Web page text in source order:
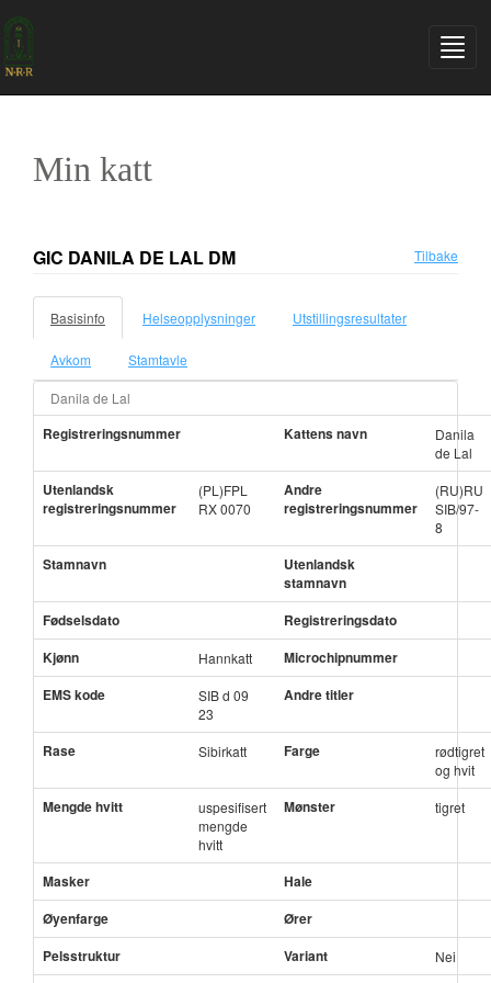
Min katt
GIC DANILA DE LAL DM Tilbake
Basisinfo Helseopplysninger Utstillingsresultater
Avkom Stamtavle
Danila de Lal
Registreringsnummer Kattens navn
Danila
de Lal
Utenlandsk
registreringsnummer
(PL)FPL
RX 0070
Andre
registreringsnummer
(RU)RU
SIB/97-
8
Stamnavn
Utenlandsk
stamnavn
Fødselsdato
Registreringsdato
Kjønn
Hannkatt
Microchipnummer
EMS kode
SIB d 09
23
Andre titler
Rase Sibirkatt Farge
rødtigret
og hvit
Mengde hvitt
uspesifisert
mengde
hvitt
Mønster tigret
Masker
Hale
Øyenfarge
Ører
Pelsstruktur
Variant Nei